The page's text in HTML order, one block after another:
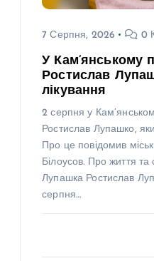
7 Серпня, 2026 0
У Кам’янському
Ростислав
лікування
2 серпня у
Ростислав Лупашко,
Про це повідомив
Білоусов. Про життя
Лупашка Ростислав
серпня…